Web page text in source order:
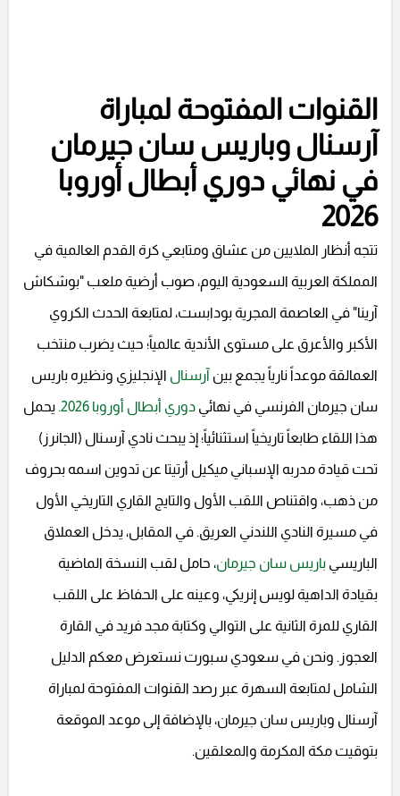
القنوات المفتوحة لمباراة
آرسنال وباريس سان جيرمان
في نهائي دوري أبطال أوروبا
2026
تتجه أنظار الملايين من عشاق ومتابعي كرة القدم العالمية في
المملكة العربية السعودية اليوم، صوب أرضية ملعب "بوشكاش
آرينا" في العاصمة المجرية بودابست، لمتابعة الحدث الكروي
الأكبر والأعرق على مستوى الأندية عالمياً؛ حيث يضرب منتخب
العمالقة موعداً نارياً يجمع بين آرسنال الإنجليزي ونظيره باريس
سان جيرمان الفرنسي في نهائي دوري أبطال أوروبا 2026. يحمل
هذا اللقاء طابعاً تاريخياً استثنائياً؛ إذ يبحث نادي آرسنال (الجانرز)
تحت قيادة مدربه الإسباني ميكيل أرتيتا عن تدوين اسمه بحروف
من ذهب، واقتناص اللقب الأول والتايج القاري التاريخي الأول
في مسيرة النادي اللندني العريق. في المقابل، يدخل العملاق
الباريسي باريس سان جيرمان، حامل لقب النسخة الماضية
بقيادة الداهية لويس إنريكي، وعينه على الحفاظ على اللقب
القاري للمرة الثانية على التوالي وكتابة مجد فريد في القارة
العجوز. ونحن في سعودي سبورت نستعرض معكم الدليل
الشامل لمتابعة السهرة عبر رصد القنوات المفتوحة لمباراة
آرسنال وباريس سان جيرمان، بالإضافة إلى موعد الموقعة
بتوقيت مكة المكرمة والمعلقين.